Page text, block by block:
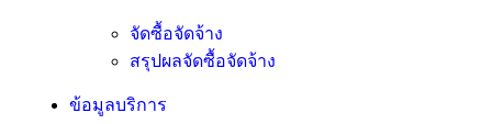
จัดซื้อจัดจ้าง
สรุปผลจัดซื้อจัดจ้าง
ข้อมูลบริการ